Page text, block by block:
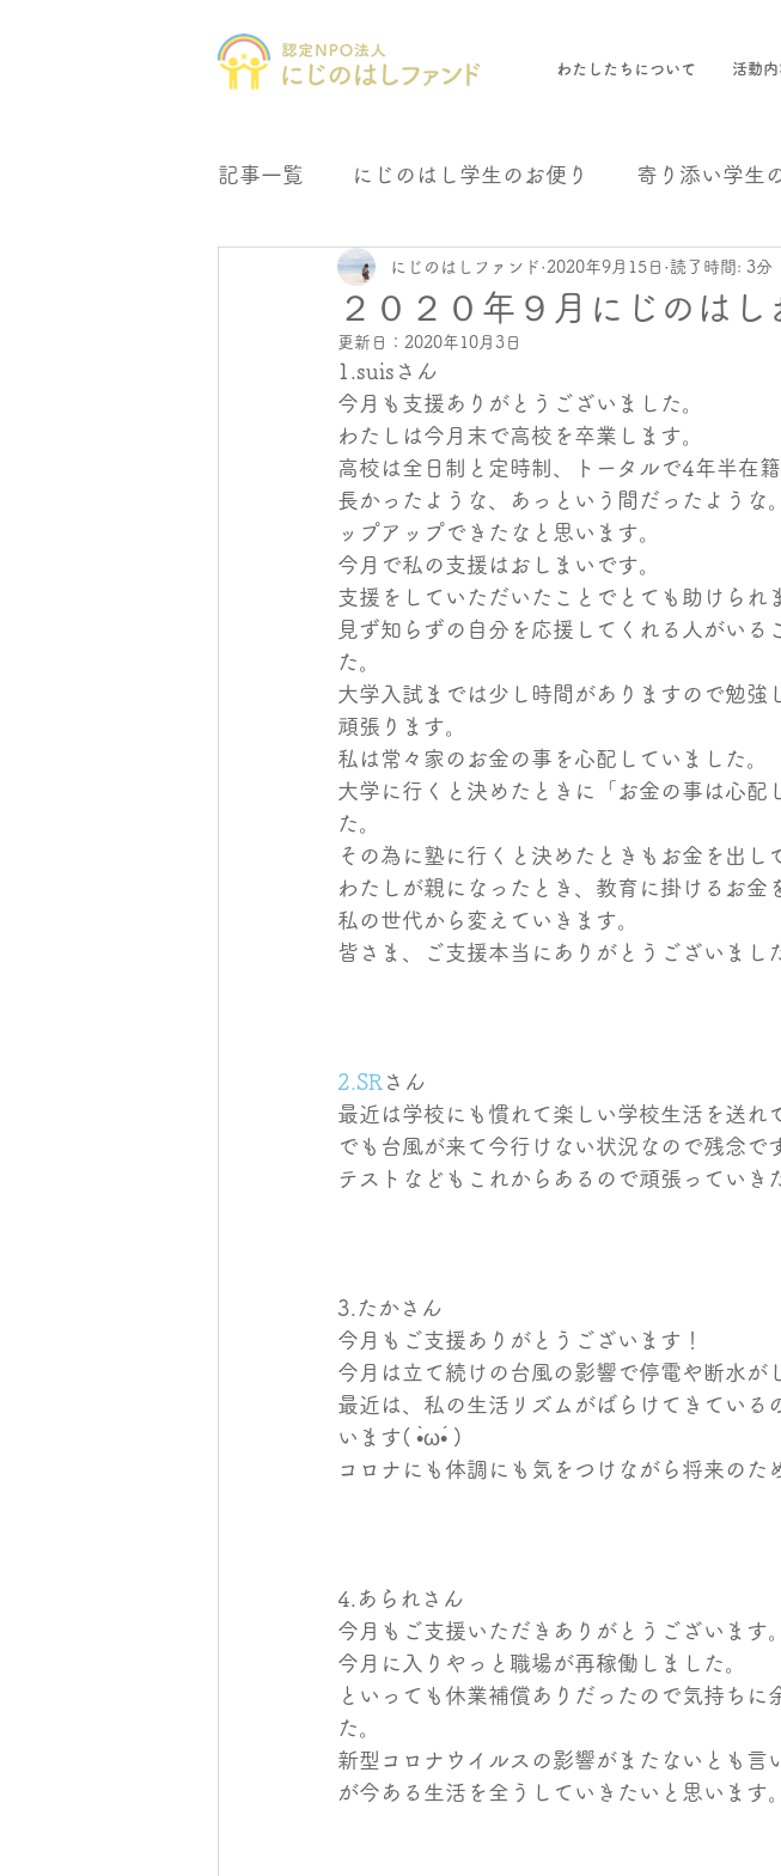
わたしたちについて 活動内
記事一覧 にじのはし学生のお便り 寄り添い学生
にじの森文庫 母子会支援 事業報告
２０２０年９月にじのはし
にじのはしファンド 2020年9月15日 読了時間: 3分
更新日： 2020年10月3日
1.suisさん
今月も支援ありがとうございました。
わたしは今月末で高校を卒業します。
高校は全日制と定時制、トータルで4年半在籍
長かったような、あっという間だったよう
ップアップできたなと思います。
今月で私の支援はおしまいです。
支援をしていただいたことでとても助けられ
見ず知らずの自分を応援してくれる人がいる
た。
大学入試までは少し時間がありますので勉強
頑張ります。
私は常々家のお金の事を心配していました。
大学に行くと決めたときに「お金の事は心配
た。
その為に塾に行くと決めたときもお金を出し
わたしが親になったとき、教育に掛けるお金
私の世代から変えていきます。
皆さま、ご支援本当にありがとうございまし
2.SR さん
最近は学校にも慣れて楽しい学校生活を送れ
でも台風が来て今行けない状況なので残念で
テストなどもこれからあるので頑張っていき
3.たかさん
今月もご支援ありがとうございます！
今月は立て続けの台風の影響で停電や断水が
最近は、私の生活リズムがばらけてきてい
います( •̀ω•́ )
コロナにも体調にも気をつけながら将来のた
4.あられさん
今月もご支援いただきありがとうございます。
今月に入りやっと職場が再稼働しました。
といっても休業補償ありだったので気持ちに
た。
新型コロナウイルスの影響がまたないとも
が今ある生活を全うしていきたいと思います。